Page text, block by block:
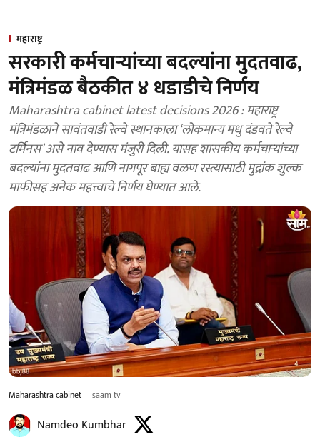
महाराष्ट्र
सरकारी कर्मचाऱ्यांच्या बदल्यांना मुदतवाढ,
मंत्रिमंडळ बैठकीत ४ धडाडीचे निर्णय
Maharashtra cabinet latest decisions 2026 : महाराष्ट्र
मंत्रिमंडळाने सावंतवाडी रेल्वे स्थानकाला ‘लोकमान्य मधु दंडवते रेल्वे
टर्मिनस’ असे नाव देण्यास मंजुरी दिली. यासह शासकीय कर्मचाऱ्यांच्या
बदल्यांना मुदतवाढ आणि नागपूर बाह्य वळण रस्त्यासाठी मुद्रांक शुल्क
माफीसह अनेक महत्त्वाचे निर्णय घेण्यात आले.
Maharashtra cabinet saam tv
Namdeo Kumbhar